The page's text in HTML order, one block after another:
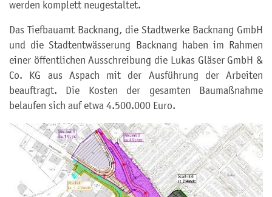
werden komplett neugestaltet.
Das Tiefbauamt Backnang, die Stadtwerke Backnang GmbH
und die Stadtentwässerung Backnang haben im Rahmen
einer öffentlichen Ausschreibung die Lukas Gläser GmbH &
Co. KG aus Aspach mit der Ausführung der Arbeiten
beauftragt. Die Kosten der gesamten Baumaßnahme
belaufen sich auf etwa 4.500.000 Euro.